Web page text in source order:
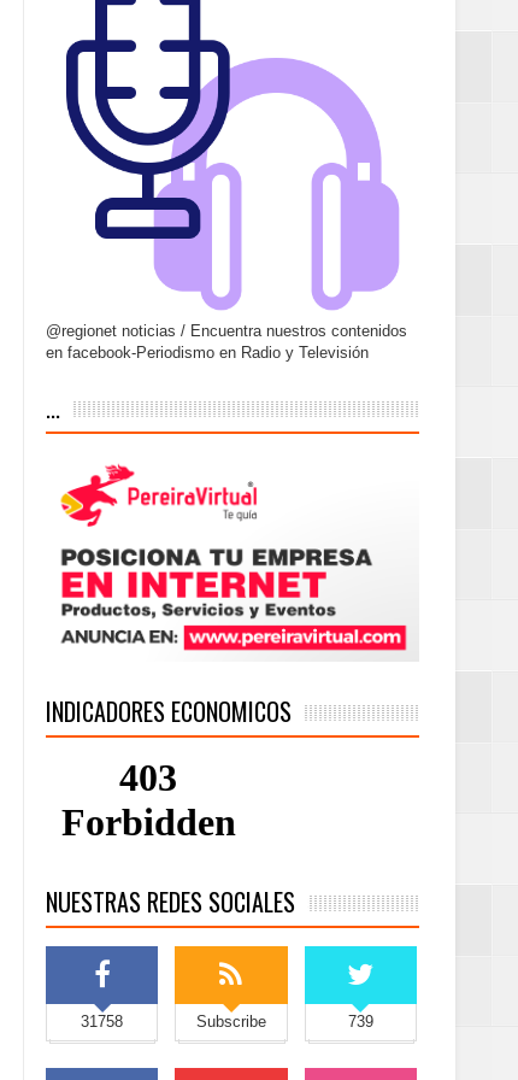
@regionet noticias / Encuentra nuestros contenidos
en facebook-Periodismo en Radio y Televisión
...
INDICADORES ECONOMICOS
NUESTRAS REDES SOCIALES
31758 Subscribe 739